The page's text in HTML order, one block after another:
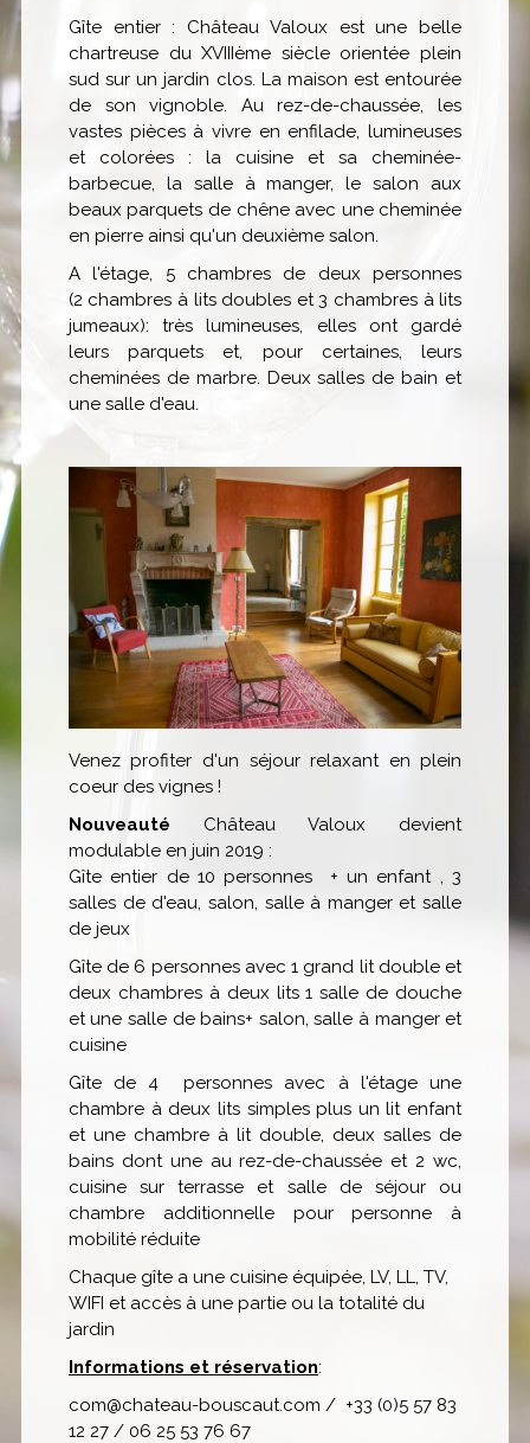
Gîte entier : Château Valoux est une belle
chartreuse du XVIIIème siècle orientée plein
sud sur un jardin clos. La maison est entourée
de son vignoble. Au rez-de-chaussée, les
vastes pièces à vivre en enfilade, lumineuses
et colorées : la cuisine et sa cheminée-
barbecue, la salle à manger, le salon aux
beaux parquets de chêne avec une cheminée
en pierre ainsi qu'un deuxième salon.
A l'étage, 5 chambres de deux personnes
(2 chambres à lits doubles et 3 chambres à lits
jumeaux): très lumineuses, elles ont gardé
leurs parquets et, pour certaines, leurs
cheminées de marbre. Deux salles de bain et
une salle d'eau.
Venez profiter d'un séjour relaxant en plein
coeur des vignes !
Nouveauté Château Valoux devient
modulable en juin 2019 :
Gîte entier de 10 personnes + un enfant , 3
salles de d'eau, salon, salle à manger et salle
de jeux
Gîte de 6 personnes avec 1 grand lit double et
deux chambres à deux lits 1 salle de douche
et une salle de bains+ salon, salle à manger et
cuisine
Gîte de 4 personnes avec à l'étage une
chambre à deux lits simples plus un lit enfant
et une chambre à lit double, deux salles de
bains dont une au rez-de-chaussée et 2 wc,
cuisine sur terrasse et salle de séjour ou
chambre additionnelle pour personne à
mobilité réduite
Chaque gîte a une cuisine équipée, LV, LL, TV,
WIFI et accès à une partie ou la totalité du
jardin
Informations et réservation:
com@chateau-bouscaut.com / +33 (0)5 57 83
12 27 / 06 25 53 76 67